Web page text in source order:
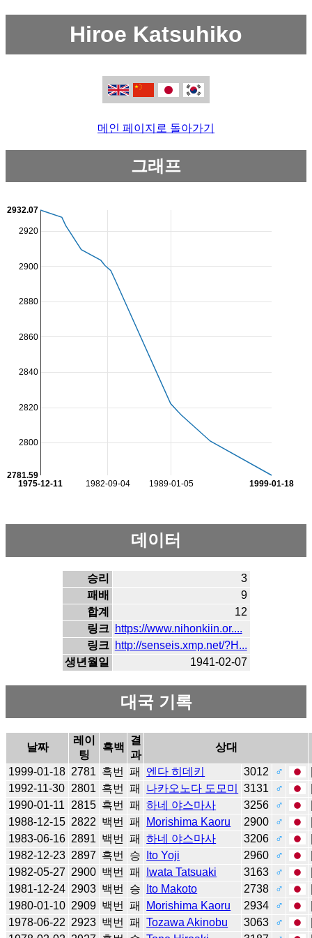
Hiroe Katsuhiko
메인 페이지로 돌아가기
그래프
1982-09-04 1989-01-05
1975-12-11 1999-01-18
2800
2820
2840
2860
2880
2900
2920
2781.59
2932.07
데이터
승리
3
패배
9
합계
12
링크 https://www.nihonkiin.or....
링크 http://senseis.xmp.net/?H...
생년월일
1941-02-07
대국 기록
날짜
레이
팅
흑백
결
과
상대
1999-01-18 2781 흑번 패 엔다 히데키 3012 ♂
1992-11-30 2801 흑번 패 나카오노다 도모미 3131 ♂
1990-01-11
2815 흑번 패 하네 야스마사 3256 ♂
1988-12-15 2822 백번 패 Morishima Kaoru 2900 ♂
1983-06-16 2891 백번 패 하네 야스마사 3206 ♂
1982-12-23 2897 흑번 승 Ito Yoji 2960 ♂
1982-05-27 2900 백번 패 Iwata Tatsuaki 3163 ♂
1981-12-24 2903 백번 승 Ito Makoto 2738 ♂
1980-01-10 2909 백번 패 Morishima Kaoru 2934 ♂
1978-06-22 2923 백번 패 Tozawa Akinobu 3063 ♂